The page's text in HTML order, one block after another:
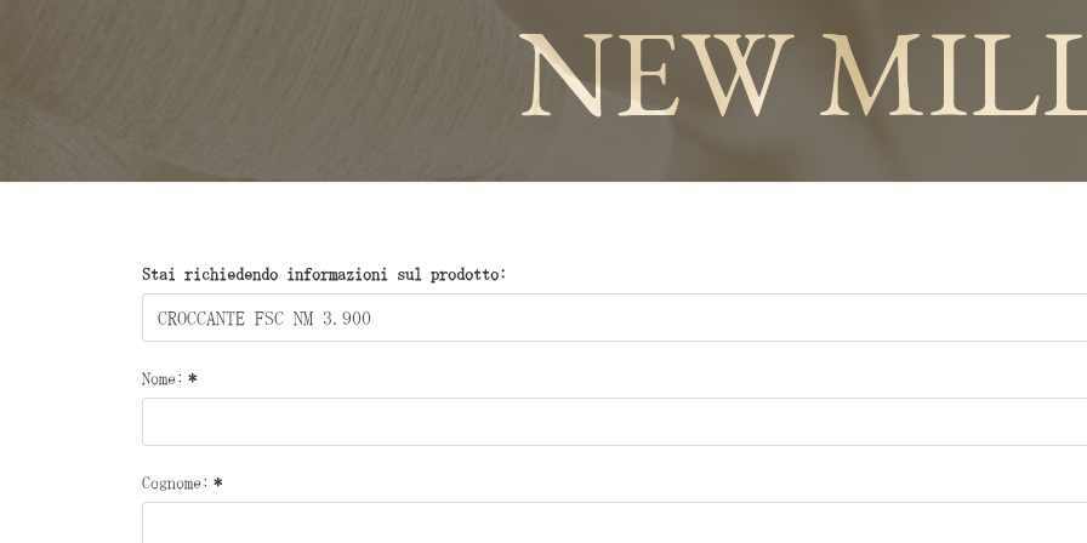
NEW
Stai richiedendo informazioni sul prodotto:
Nome: *
Cognome: *